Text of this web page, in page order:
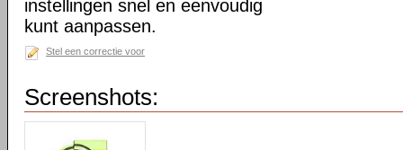
instellingen snel en eenvoudig
kunt aanpassen.
Stel een correctie voor
Screenshots: